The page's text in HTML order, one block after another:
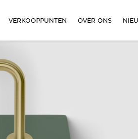
VERKOOPPUNTEN OVER ONS